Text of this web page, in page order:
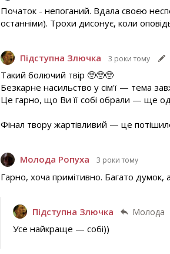
Початок - непоганий. Вдала своєю
останніми). Трохи дисонує, коли
Підступна Злючка 3 роки тому
Такий болючий твір 🥺🥺🥺
Безкарне насильство у сім'ї — тема
Це гарно, що Ви її собі обрали — ще
Фінал твору жартівливий — це
Молода Ропуха 3 роки тому
Гарно, хоча примітивно. Багато думок,
Підступна Злючка Молода
Усе найкраще — собі))